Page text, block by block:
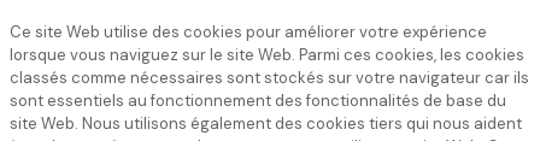
Ce site Web utilise des cookies pour améliorer votre expérience
lorsque vous naviguez sur le site Web. Parmi ces cookies, les cookies
classés comme nécessaires sont stockés sur votre navigateur car ils
sont essentiels au fonctionnement des fonctionnalités de base du
site Web. Nous utilisons également des cookies tiers qui nous aident